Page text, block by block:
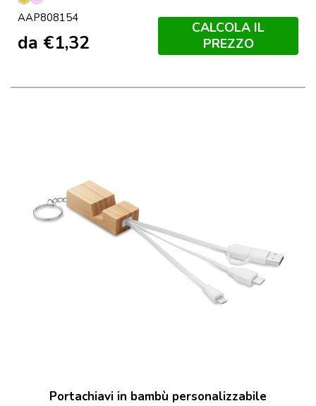
OroRosa
AAP808154
da €1,32
CALCOLA IL
PREZZO
Portachiavi in bambù personalizzabile